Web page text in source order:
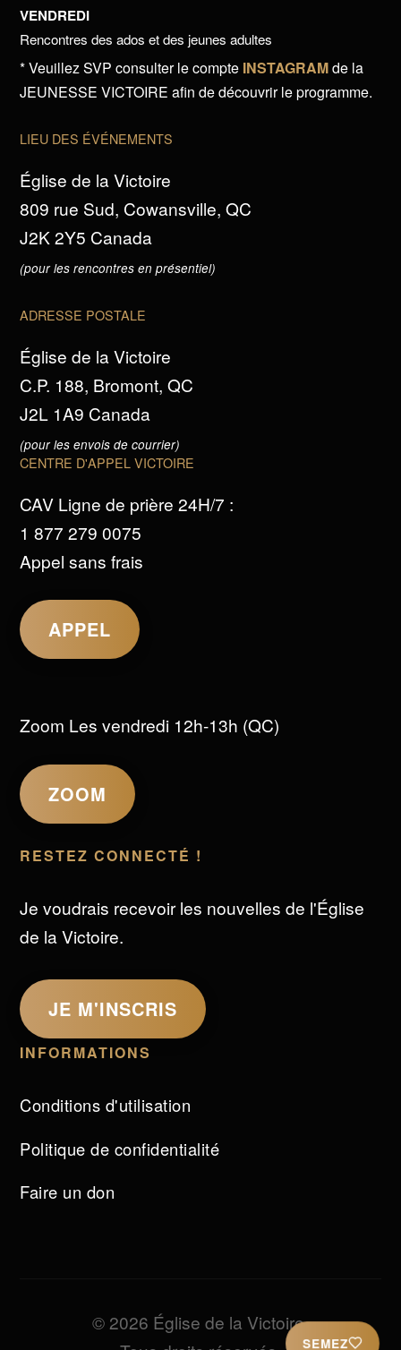
SEMEZ
VENDREDI
Rencontres des ados et des jeunes adultes
* Veuillez SVP consulter le compte INSTAGRAMde la
JEUNESSE VICTOIRE afin de découvrir le programme.
LIEU DES ÉVÉNEMENTS
Église de la Victoire
809 rue Sud, Cowansville, QC
J2K 2Y5 Canada
(pour les rencontres en présentiel)
ADRESSE POSTALE
Église de la Victoire
C.P. 188, Bromont, QC
J2L 1A9 Canada
(pour les envois de courrier)
CENTRE D'APPEL VICTOIRE
CAV Ligne de prière 24H/7 :
1 877 279 0075
Appel sans frais
APPEL
Zoom Les vendredi 12h-13h (QC)
ZOOM
RESTEZ CONNECTÉ !
Je voudrais recevoir les nouvelles de l'Église
de la Victoire.
JE M'INSCRIS
INFORMATIONS
Conditions d'utilisation
Politique de confidentialité
Faire un don
© 2026 Église de la Victoire.